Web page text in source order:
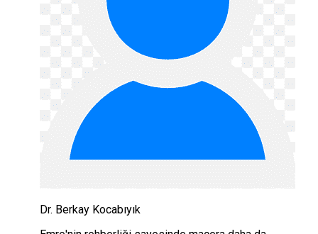
Dr. Berkay Kocabıyık